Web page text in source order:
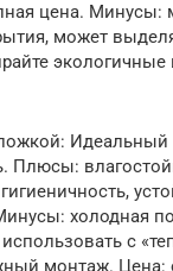
цена. Минусы:
может
Идеальный
Плюсы:
холодная
использовать с
монтаж. Цена: